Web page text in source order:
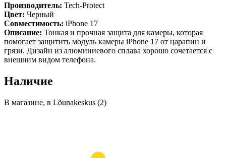
Производитель: Tech-Protect
Цвет: Черный
Совместимость: iPhone 17
Описание: Тонкая и прочная защита для камеры, которая
помогает защитить модуль камеры iPhone 17 от царапин и
грязи. Дизайн из алюминиевого сплава хорошо сочетается с
внешним видом телефона.
Наличие
В магазине, в Lõunakeskus (2)